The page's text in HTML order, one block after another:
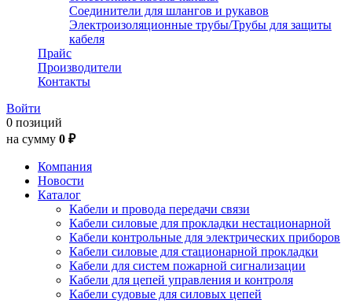
Соединители для шлангов и рукавов
Электроизоляционные трубы/Трубы для защиты
кабеля
Прайс
Производители
Контакты
Войти
0 позиций
на сумму 0 ₽
Компания
Новости
Каталог
Кабели и провода передачи связи
Кабели силовые для прокладки нестационарной
Кабели контрольные для электрических приборов
Кабели силовые для стационарной прокладки
Кабели для систем пожарной сигнализации
Кабели для цепей управления и контроля
Кабели судовые для силовых цепей